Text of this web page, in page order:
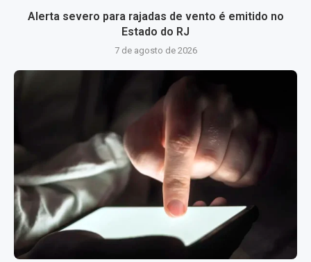
Alerta severo para rajadas de vento é emitido no
Estado do RJ
7 de agosto de 2026